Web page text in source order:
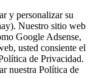
y personalizar su
Nuestro sitio web
Google Adsense,
usted consiente el
de Privacidad.
nuestra Política de